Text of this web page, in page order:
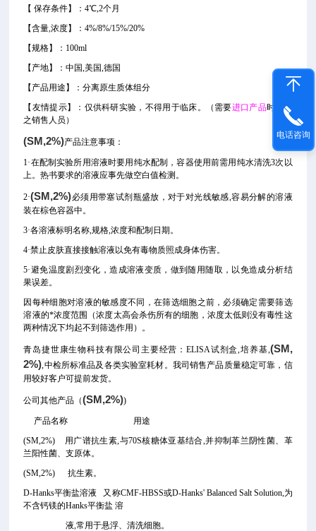
【 保存条件】：4℃,2个月
【含量,浓度】：4%/8%/15%/20%
【规格】
：100ml
【产地】：中国,美国,德国
【产品用途】
：分离原生质体组分
【 友情提示】：仅供科研实验，不得用于临床。 （需要进口产品时请告
之销售人员）
(SM,2%)产品注意事项：
1·在配制实验所用溶液时要用纯水配制，容器使用前需用纯水清洗3次以
上。热书要求的溶液应事先做空白值检测。
2·(SM,2%)必须用带塞试剂瓶盛放，对于对光线敏感,容易分解的溶液
装在棕色容器中。
3·各溶液标明名称,规格,浓度和配制日期。
4·禁止皮肤直接接触溶液以免有毒物质照成身体伤害。
5·避免温度剧烈变化，造成溶液变质，做到随用随取，以免造成分析结
果误差。
因每种细胞对溶液的敏感度不同，在筛选细胞之前，必须确定需要筛选
溶液的*浓度范围（浓度太高会杀伤所有的细胞，浓度太低则没有毒性这
两种情况下均起不到筛选作用）。
青岛捷世康生物科技有限公司主要经营：ELISA试剂盒,培养基,(SM,
2%),中检所标准品及各类实验室耗材。我司销售产品质量稳定可靠，信
用较好客户可提前发货。
公司其他产品（(SM,2%))
产品名称 用途
(SM,2%) 用广谱抗生素,与70S核糖体亚基结合,并抑制革兰阴性菌、革
兰阳性菌、支原体。
(SM,2%) 抗生素。
D-Hanks平衡盐溶液 又称CMF-HBSS或D-Hanks' Balanced Salt Solution,为
不含钙镁的Hanks平衡盐 溶
液,常用于悬浮、清洗细胞。
电话咨询